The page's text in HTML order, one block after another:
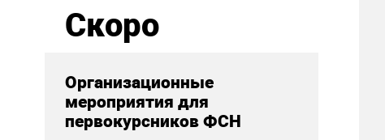
Скоро
Организационные
мероприятия для
первокурсников ФСН